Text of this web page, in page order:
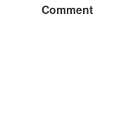
Comment